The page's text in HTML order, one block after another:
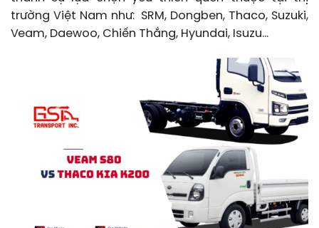
trường Việt Nam như: SRM, Dongben, Thaco, Suzuki,
Veam, Daewoo, Chiến Thắng, Hyundai, Isuzu…